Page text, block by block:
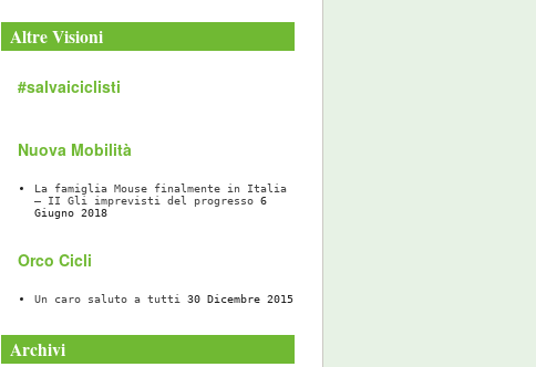
Altre Visioni
#salvaiciclisti
Nuova Mobilità
La famiglia Mouse finalmente in Italia
– II Gli imprevisti del progresso 6
Giugno 2018
Orco Cicli
Un caro saluto a tutti 30 Dicembre 2015
Archivi